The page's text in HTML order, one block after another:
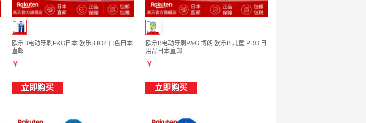
欧乐B电动牙刷P&G日本 欧乐B IO2 白色日本
直邮
￥
立即购买
欧乐B电动牙刷P&G 博朗 欧乐B 儿童 PRO 日
用品日本直邮
￥
立即购买